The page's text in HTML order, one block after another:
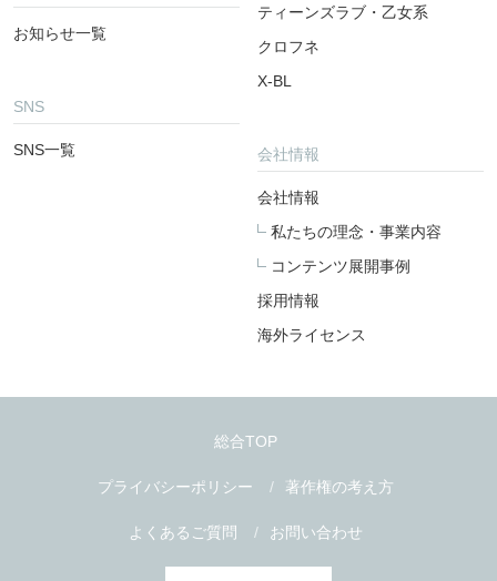
お知らせ一覧
SNS
SNS一覧
ティーンズラブ・乙女系
クロフネ
X-BL
会社情報
会社情報
私たちの理念・事業内容
コンテンツ展開事例
採用情報
海外ライセンス
総合TOP
プライバシーポリシー 著作権の考え方
よくあるご質問 お問い合わせ